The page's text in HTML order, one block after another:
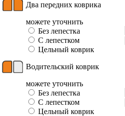
Два передних коврика
можете уточнить
Без лепестка
С лепестком
Цельный коврик
Водительский коврик
можете уточнить
Без лепестка
С лепестком
Цельный коврик